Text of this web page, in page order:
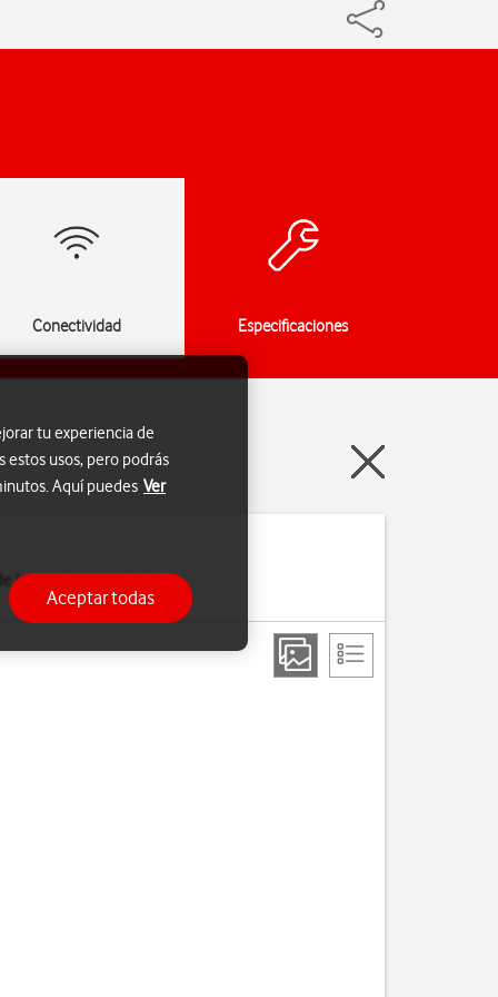
Conectividad Especificaciones
Internet o cuando has
tu experiencia de
estos usos, pero podrás
Aquí puedes Ver
Aceptar todas